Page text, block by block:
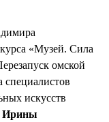
«Музей. Сила
омской
специалистов
искусств
Ирины